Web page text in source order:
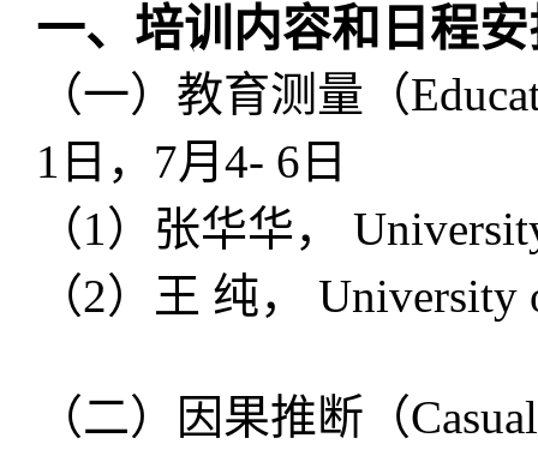
一、培训内容和日程
（一）教育测量（
1 日， 7月 4- 6 日
（1）张华华，
（2）王 纯， University
（二）因果推断（